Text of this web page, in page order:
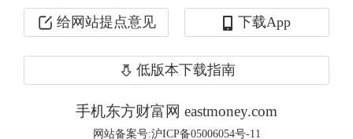
记者调研发现，虽然业内习惯称类似的
兜底保障服务为“智驾险”，但其并不算
是真正的保险。记者询问了几家车险领
域头部保险公司，得到的答案是，对个
给网站提点意见 下载App
低版本下载指南
手机东方财富网 eastmoney.com
网站备案号:沪ICP备05006054号-11